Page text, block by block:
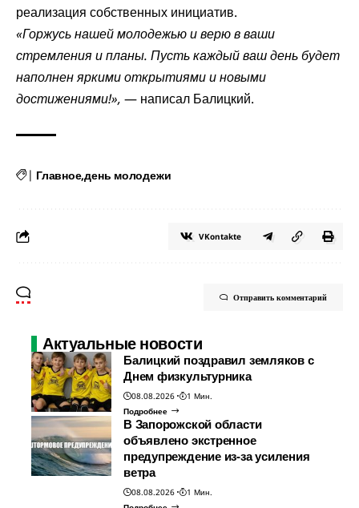
реализация собственных инициатив.
«Горжусь нашей молодежью и верю в ваши
стремления и планы. Пусть каждый ваш день будет
наполнен яркими открытиями и новыми
достижениями!», — написал Балицкий.
| Главноедень молодежи
VKontakte
Отправить комментарий
Актуальные новости
Балицкий поздравил земляков с
Днем физкультурника
08.08.2026
1 Мин.
Подробнее
В Запорожской области
объявлено экстренное
предупреждение из-за усиления
ветра
08.08.2026
1 Мин.